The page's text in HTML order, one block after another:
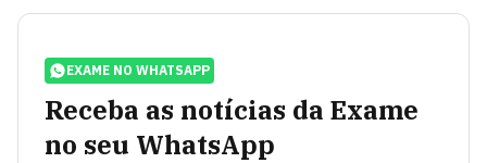
EXAME NO WHATSAPP
Receba as notícias da Exame
no seu WhatsApp